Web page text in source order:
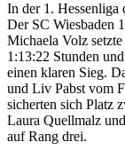
In der 1. Hessenliga
Der SC Wiesbaden
Michaela Volz
1:13:22 Stunden
einen klaren Sieg.
und Liv Pabst vom
sicherten sich Platz
Laura Quellmalz
auf Rang drei.